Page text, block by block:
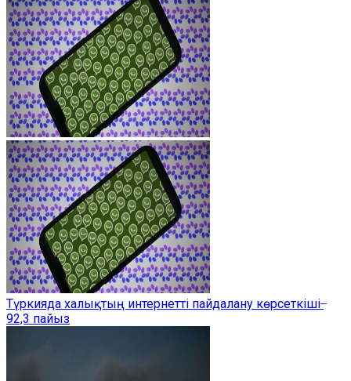
Түркияда халықтың интернетті пайдалану көрсеткіші ̶
92,3 пайыз